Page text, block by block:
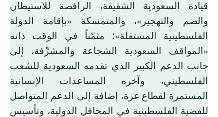
قيادة السعودية الشقيقة، الرافضة للاستيطان
والضم والتهجير»، والمتمسكة «بإقامة الدولة
الفلسطينية المستقلة»؛ مثمّناً في الوقت ذاته
«المواقف السعودية الشجاعة والمشرِّفة، إلى
جانب الدعم الكبير الذي تقدمه السعودية للشعب
الفلسطيني، وآخره المساعدات الإنسانية
المستمرة لقطاع غزة، إضافة إلى الدعم المتواصل
للقضية الفلسطينية في المحافل الدولية، وتأسيس